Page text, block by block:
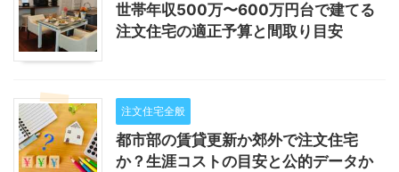
世帯年収500万〜600万円台で建てる
注文住宅の適正予算と間取り目安
注文住宅全般
都市部の賃貸更新か郊外で注文住宅
か？生涯コストの目安と公的データか